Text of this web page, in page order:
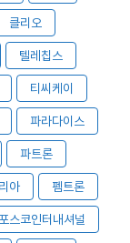
클리오
텔레칩스
티씨케이
파라다이스
파트론
아 펨트론
포스코인터내셔널